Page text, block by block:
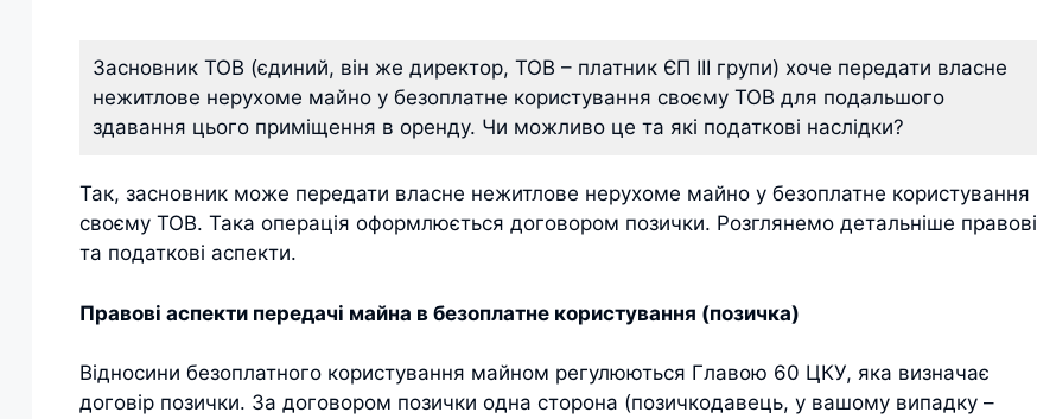
Засновник ТОВ (єдиний, він же директор, ТОВ – платник ЄП ІІІ групи) хоче передати власне
нежитлове нерухоме майно у безоплатне користування своєму ТОВ для подальшого
здавання цього приміщення в оренду. Чи можливо це та які податкові наслідки?
Так, засновник може передати власне нежитлове нерухоме майно у безоплатне користування
своєму ТОВ. Така операція оформлюється договором позички. Розглянемо детальніше правові
та податкові аспекти.
Правові аспекти передачі майна в безоплатне користування (позичка)
Відносини безоплатного користування майном регулюються Главою 60 ЦКУ, яка визначає
договір позички. За договором позички одна сторона (позичкодавець, у вашому випадку –